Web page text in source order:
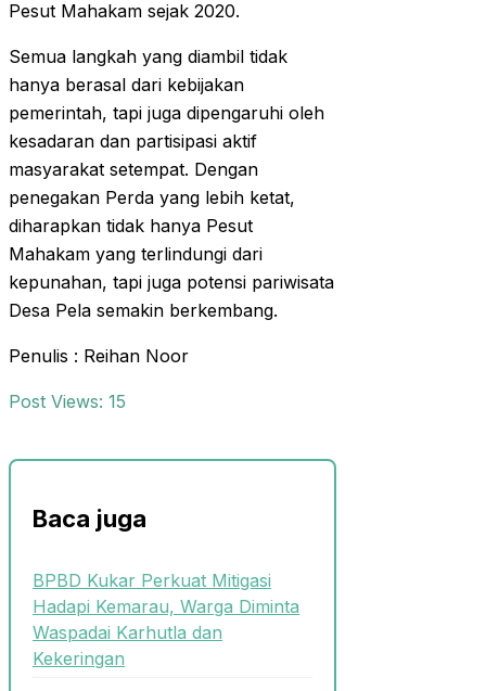
Pesut Mahakam sejak 2020.
Semua langkah yang diambil tidak
hanya berasal dari kebijakan
pemerintah, tapi juga dipengaruhi oleh
kesadaran dan partisipasi aktif
masyarakat setempat. Dengan
penegakan Perda yang lebih ketat,
diharapkan tidak hanya Pesut
Mahakam yang terlindungi dari
kepunahan, tapi juga potensi pariwisata
Desa Pela semakin berkembang.
Penulis : Reihan Noor
Post Views: 15
Baca juga
BPBD Kukar Perkuat Mitigasi
Hadapi Kemarau, Warga Diminta
Waspadai Karhutla dan
Kekeringan